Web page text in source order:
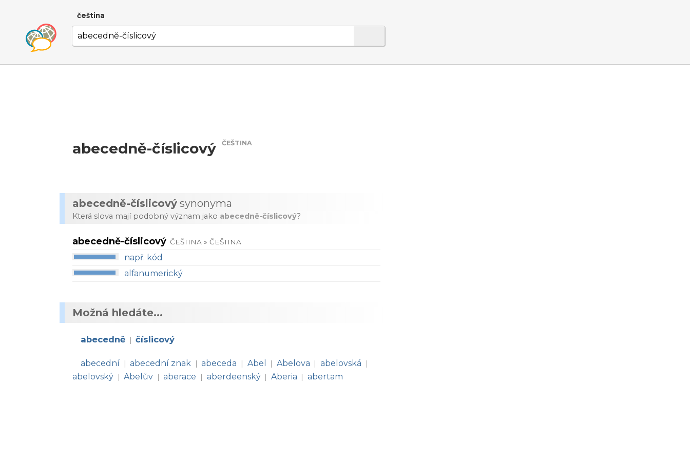
čeština
abecedně-číslicový ČEŠTINA
abecedně-číslicový synonyma
Která slova mají podobný význam jako abecedně-číslicový?
abecedně-číslicový ČEŠTINA » ČEŠTINA
např. kód
alfanumerický
Možná hledáte...
abecedně | číslicový
abecední | abecední znak | abeceda | Abel | Abelova | abelovská |
abelovský | Abelův | aberace | aberdeenský | Aberia | abertam